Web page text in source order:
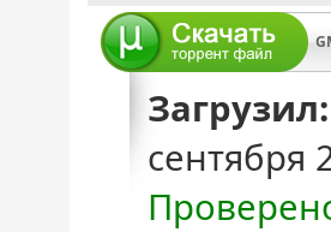
Загрузил:
сентября